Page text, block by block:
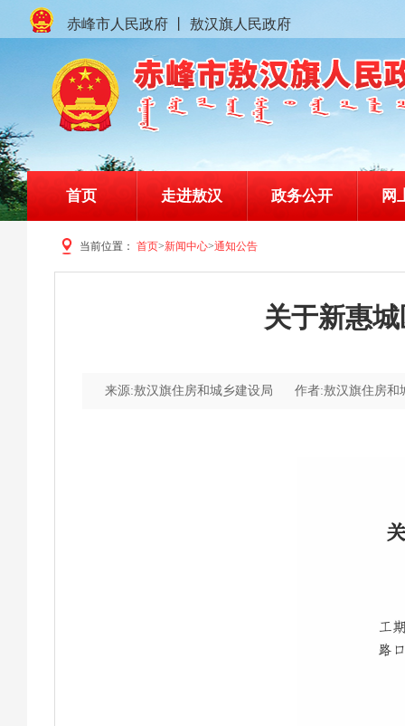
赤峰市人民政府 敖汉旗人民政府
首页 走进敖汉 政务公开 网
当前位置： 首页>新闻中心>通知公告
关于新惠
来源:敖汉旗住房和城乡建设局 作者:敖汉旗住房和